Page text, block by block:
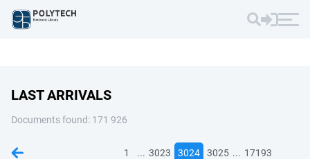
LAST ARRIVALS
Documents found: 171 926
1 ... 3023 3024 3025 ... 17193